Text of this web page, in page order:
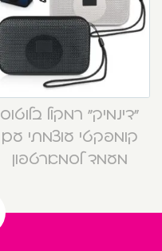
“דינמיק” רמקול בלוטוס
קומפקטי עוצמתי עם
מעמד לסמארטפון